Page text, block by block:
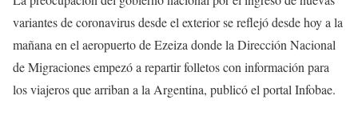
variantes de coronavirus desde el exterior se reflejó desde hoy a la
mañana en el aeropuerto de Ezeiza donde la Dirección Nacional
de Migraciones empezó a repartir folletos con información para
los viajeros que arriban a la Argentina, publicó el portal Infobae.